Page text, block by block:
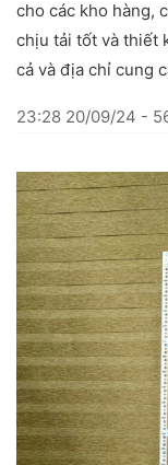
cho các kho hàng,
chịu tải tốt và thiết
cả và địa chỉ cung
23:28 20/09/24 -